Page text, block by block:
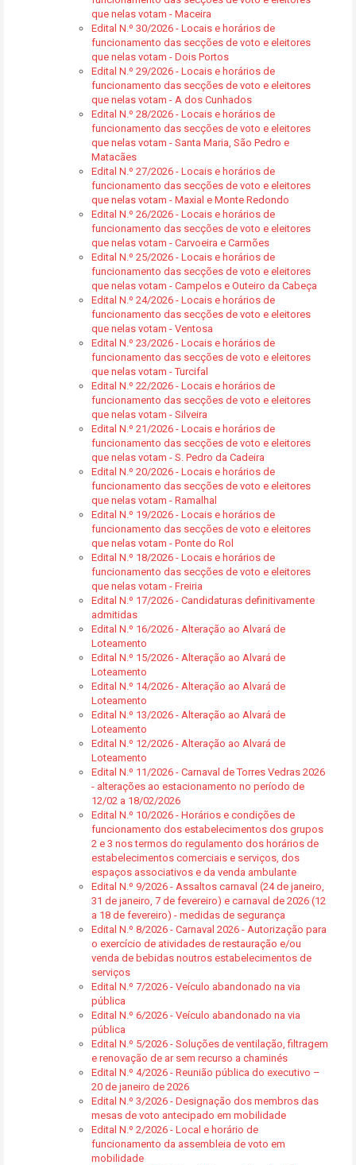
que nelas votam - Maceira
Edital N.º 30/2026 - Locais e horários de
funcionamento das secções de voto e eleitores
que nelas votam - Dois Portos
Edital N.º 29/2026 - Locais e horários de
funcionamento das secções de voto e eleitores
que nelas votam - A dos Cunhados
Edital N.º 28/2026 - Locais e horários de
funcionamento das secções de voto e eleitores
que nelas votam - Santa Maria, São Pedro e
Matacães
Edital N.º 27/2026 - Locais e horários de
funcionamento das secções de voto e eleitores
que nelas votam - Maxial e Monte Redondo
Edital N.º 26/2026 - Locais e horários de
funcionamento das secções de voto e eleitores
que nelas votam - Carvoeira e Carmões
Edital N.º 25/2026 - Locais e horários de
funcionamento das secções de voto e eleitores
que nelas votam - Campelos e Outeiro da Cabeça
Edital N.º 24/2026 - Locais e horários de
funcionamento das secções de voto e eleitores
que nelas votam - Ventosa
Edital N.º 23/2026 - Locais e horários de
funcionamento das secções de voto e eleitores
que nelas votam - Turcifal
Edital N.º 22/2026 - Locais e horários de
funcionamento das secções de voto e eleitores
que nelas votam - Silveira
Edital N.º 21/2026 - Locais e horários de
funcionamento das secções de voto e eleitores
que nelas votam - S. Pedro da Cadeira
Edital N.º 20/2026 - Locais e horários de
funcionamento das secções de voto e eleitores
que nelas votam - Ramalhal
Edital N.º 19/2026 - Locais e horários de
funcionamento das secções de voto e eleitores
que nelas votam - Ponte do Rol
Edital N.º 18/2026 - Locais e horários de
funcionamento das secções de voto e eleitores
que nelas votam - Freiria
Edital N.º 17/2026 - Candidaturas definitivamente
admitidas
Edital N.º 16/2026 - Alteração ao Alvará de
Loteamento
Edital N.º 15/2026 - Alteração ao Alvará de
Loteamento
Edital N.º 14/2026 - Alteração ao Alvará de
Loteamento
Edital N.º 13/2026 - Alteração ao Alvará de
Loteamento
Edital N.º 12/2026 - Alteração ao Alvará de
Loteamento
Edital N.º 11/2026 - Carnaval de Torres Vedras 2026
- alterações ao estacionamento no período de
12/02 a 18/02/2026
Edital N.º 10/2026 - Horários e condições de
funcionamento dos estabelecimentos dos grupos
2 e 3 nos termos do regulamento dos horários de
estabelecimentos comerciais e serviços, dos
espaços associativos e da venda ambulante
Edital N.º 9/2026 - Assaltos carnaval (24 de janeiro,
31 de janeiro, 7 de fevereiro) e carnaval de 2026 (12
a 18 de fevereiro) - medidas de segurança
Edital N.º 8/2026 - Carnaval 2026 - Autorização para
o exercício de atividades de restauração e/ou
venda de bebidas noutros estabelecimentos de
serviços
Edital N.º 7/2026 - Veículo abandonado na via
pública
Edital N.º 6/2026 - Veículo abandonado na via
pública
Edital N.º 5/2026 - Soluções de ventilação, filtragem
e renovação de ar sem recurso a chaminés
Edital N.º 4/2026 - Reunião pública do executivo –
20 de janeiro de 2026
Edital N.º 3/2026 - Designação dos membros das
mesas de voto antecipado em mobilidade
Edital N.º 2/2026 - Local e horário de
funcionamento da assembleia de voto em
mobilidade